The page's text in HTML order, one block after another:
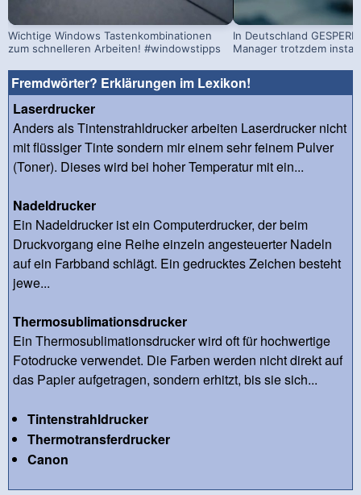
Wichtige Windows Tastenkombinationen
zum schnelleren Arbeiten! #windowstipps
In Deutschland
Manager trotzdem
Fremdwörter? Erklärungen im Lexikon!
Laserdrucker
Anders als Tintenstrahldrucker arbeiten Laserdrucker nicht
mit flüssiger Tinte sondern mir einem sehr feinem Pulver
(Toner). Dieses wird bei hoher Temperatur mit ein...
Nadeldrucker
Ein Nadeldrucker ist ein Computerdrucker, der beim
Druckvorgang eine Reihe einzeln angesteuerter Nadeln
auf ein Farbband schlägt. Ein gedrucktes Zeichen besteht
jewe...
Thermosublimationsdrucker
Ein Thermosublimationsdrucker wird oft für hochwertige
Fotodrucke verwendet. Die Farben werden nicht direkt auf
das Papier aufgetragen, sondern erhitzt, bis sie sich...
Tintenstrahldrucker
Thermotransferdrucker
Canon